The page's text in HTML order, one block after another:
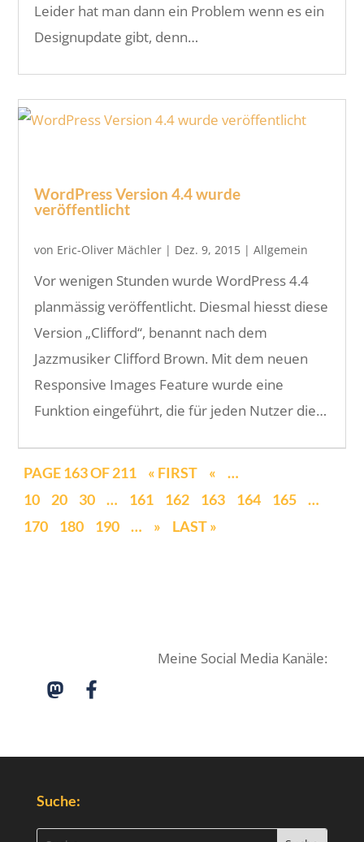
Leider hat man dann ein Problem wenn es ein
Designupdate gibt, denn…
WordPress Version 4.4 wurde
veröffentlicht
von Eric-Oliver Mächler | Dez. 9, 2015 |Allgemein
Vor wenigen Stunden wurde WordPress 4.4
planmässig veröffentlicht. Diesmal hiesst diese
Version „Clifford“, benannt nach dem
Jazzmusiker Clifford Brown. Mit dem neuen
Responsive Images Feature wurde eine
Funktion eingeführt, die für jeden Nutzer die…
PAGE 163 OF 211 « FIRST «
…
10
20 30 … 161 162 163 164 165
…
170
180 190 … » LAST »
Meine Social Media Kanäle:
Suche: